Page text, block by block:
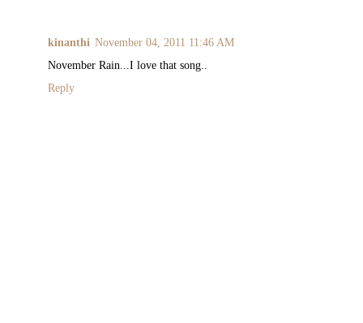
kinanthi November 04, 2011 11:46 AM
November Rain...I love that song..
Reply